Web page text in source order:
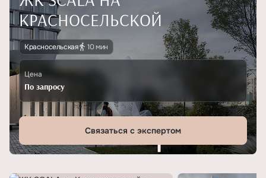
КРАСНОСЕЛЬСКОЙ
Красносельская 10 мин
Цена
По запросу
Связаться с экспертом